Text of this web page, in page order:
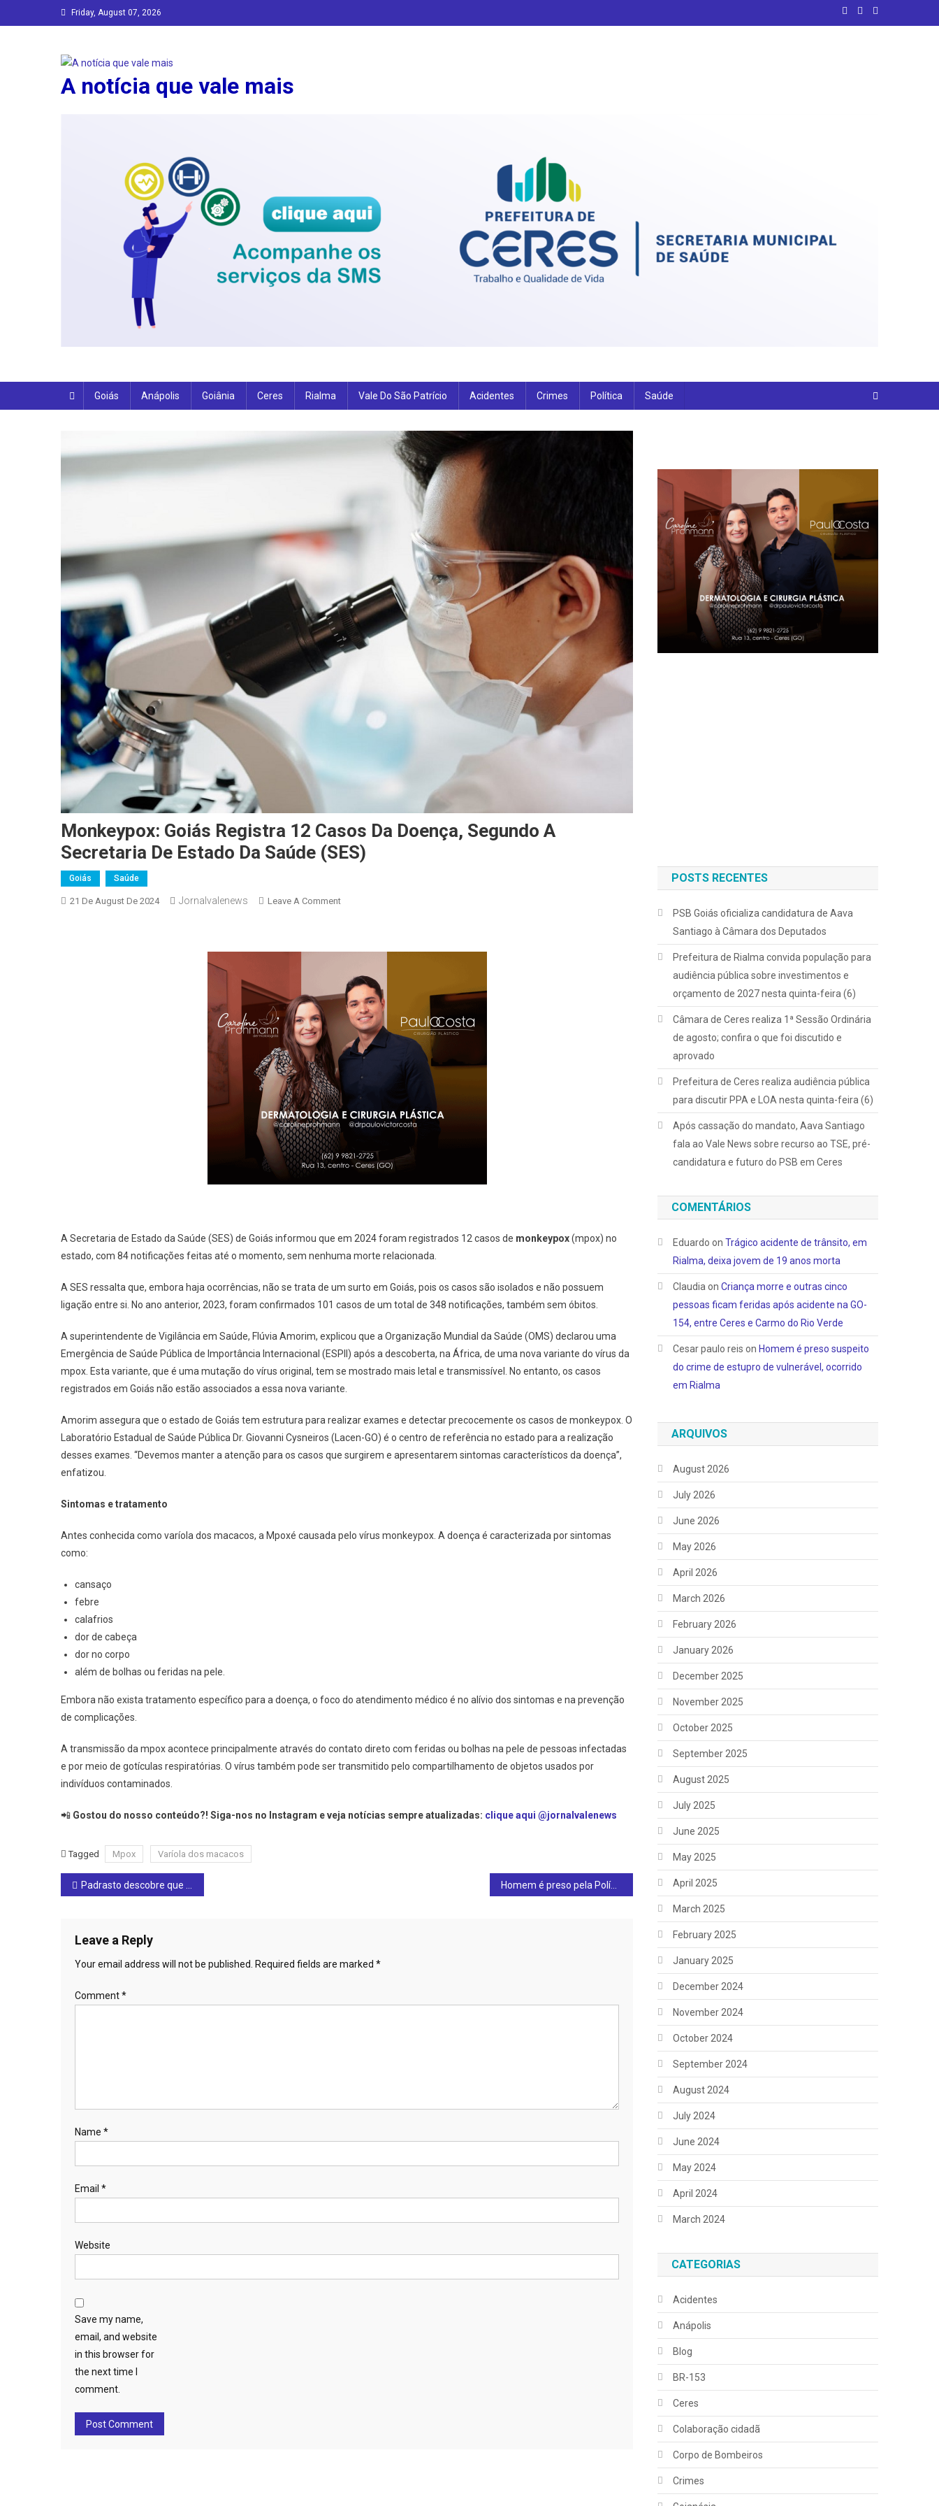
to
Friday, August 07, 2026
A notícia que vale mais
Goiás Anápolis Goiânia Ceres Rialma Vale Do São Patrício Acidentes Crimes Política Saúde
Monkeypox: Goiás Registra 12 Casos Da Doença, Segundo A
Secretaria De Estado Da Saúde (SES)
Goiás Saúde
21 De August De 2024 Jornalvalenews Leave A CommentOn
Casos
Da
Doença,
Segundo
A
Secretaria
Estado
Da
Saúde
A Secretaria de Estado da Saúde (SES) de Goiás informou que em 2024 foram registrados 12 casos de monkeypox(mpox) no
estado, com 84 notificações feitas até o momento, sem nenhuma morte relacionada.
A SES ressalta que, embora haja ocorrências, não se trata de um surto em Goiás, pois os casos são isolados e não possuem
ligação entre si. No ano anterior, 2023, foram confirmados 101 casos de um total de 348 notificações, também sem óbitos.
A superintendente de Vigilância em Saúde, Flúvia Amorim, explicou que a Organização Mundial da Saúde (OMS) declarou uma
Emergência de Saúde Pública de Importância Internacional (ESPII) após a descoberta, na África, de uma nova variante do vírus da
mpox. Esta variante, que é uma mutação do vírus original, tem se mostrado mais letal e transmissível. No entanto, os casos
registrados em Goiás não estão associados a essa nova variante.
Amorim assegura que o estado de Goiás tem estrutura para realizar exames e detectar precocemente os casos de monkeypox. O
Laboratório Estadual de Saúde Pública Dr. Giovanni Cysneiros (Lacen-GO) é o centro de referência no estado para a realização
desses exames. “Devemos manter a atenção para os casos que surgirem e apresentarem sintomas característicos da doença”,
enfatizou.
Sintomas e tratamento
Antes conhecida como varíola dos macacos, a Mpoxé causada pelo vírus monkeypox. A doença é caracterizada por sintomas
como:
cansaço
febre
calafrios
dor de cabeça
dor no corpo
além de bolhas ou feridas na pele.
Embora não exista tratamento específico para a doença, o foco do atendimento médico é no alívio dos sintomas e na prevenção
de complicações.
A transmissão da mpox acontece principalmente através do contato direto com feridas ou bolhas na pele de pessoas infectadas
e por meio de gotículas respiratórias. O vírus também pode ser transmitido pelo compartilhamento de objetos usados por
indivíduos contaminados.
📲 Gostou do nosso conteúdo?! Siga-nos no Instagram e veja notícias sempre atualizadas: clique aqui @jornalvalenews
Tagged Mpox Varíola dos macacos
Post
Padrasto descobre que enteada de 16 anos queria se casar e tenta a matar jovem a facadas, em Goianésia Homem é preso pela Polícia Federal, em Ceres, suspeito de armazenar e compartilhar pornografia infantil
Leave a Reply
Your email address will not be published. Required fields are marked *
Comment*
Name *
Email *
Website
Save my name,
email, and website
in this browser for
the next time I
comment.
POSTS RECENTES
PSB Goiás oficializa candidatura de Aava
Santiago à Câmara dos Deputados
Prefeitura de Rialma convida população para
audiência pública sobre investimentos e
orçamento de 2027 nesta quinta-feira (6)
Câmara de Ceres realiza 1ª Sessão Ordinária
de agosto; confira o que foi discutido e
aprovado
Prefeitura de Ceres realiza audiência pública
para discutir PPA e LOA nesta quinta-feira (6)
Após cassação do mandato, Aava Santiago
fala ao Vale News sobre recurso ao TSE, pré-
candidatura e futuro do PSB em Ceres
COMENTÁRIOS
Eduardo onTrágico acidente de trânsito, em
Rialma, deixa jovem de 19 anos morta
ClaudiaonCriança morre e outras cinco
pessoas ficam feridas após acidente na GO-
154, entre Ceres e Carmo do Rio Verde
Cesar paulo reis on Homem é preso suspeito
do crime de estupro de vulnerável, ocorrido
em Rialma
ARQUIVOS
August 2026
July 2026
June 2026
May 2026
April 2026
March 2026
February 2026
January 2026
December 2025
November 2025
October 2025
September 2025
August 2025
July 2025
June 2025
May 2025
April 2025
March 2025
February 2025
January 2025
December 2024
November 2024
October 2024
September 2024
August 2024
July 2024
June 2024
May 2024
April 2024
March 2024
CATEGORIAS
Acidentes
Anápolis
Blog
BR-153
Ceres
Colaboração cidadã
Corpo de Bombeiros
Crimes